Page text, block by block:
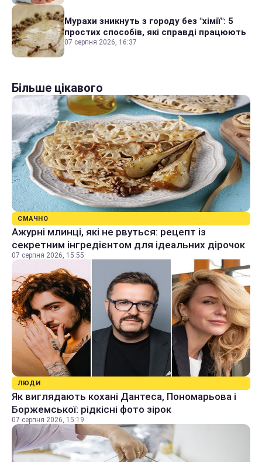
Мурахи зникнуть з городу без "хімії": 5
простих способів, які справді працюють
07 серпня 2026, 16:37
Більше цікавого
СМАЧНО
Ажурні млинці, які не рвуться: рецепт із
секретним інгредієнтом для ідеальних дірочок
07 серпня 2026, 15:55
ЛЮДИ
Як виглядають кохані Дантеса, Пономарьова і
Боржемської: рідкісні фото зірок
07 серпня 2026, 15:19